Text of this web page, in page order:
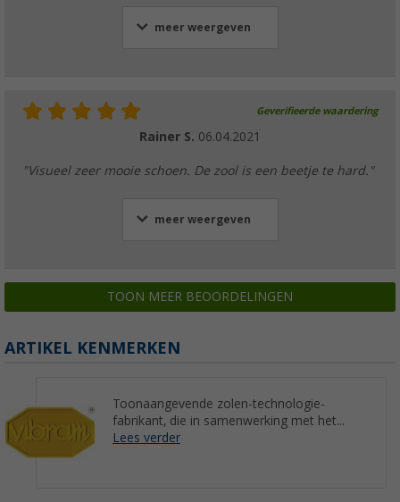
meer weergeven
Geverifieerde waardering
Rainer S. 06.04.2021
"Visueel zeer mooie schoen. De zool is een beetje te hard."
meer weergeven
TOON MEER BEOORDELINGEN
ARTIKEL KENMERKEN
Toonaangevende zolen-technologie-
fabrikant, die in samenwerking met het...
Lees verder